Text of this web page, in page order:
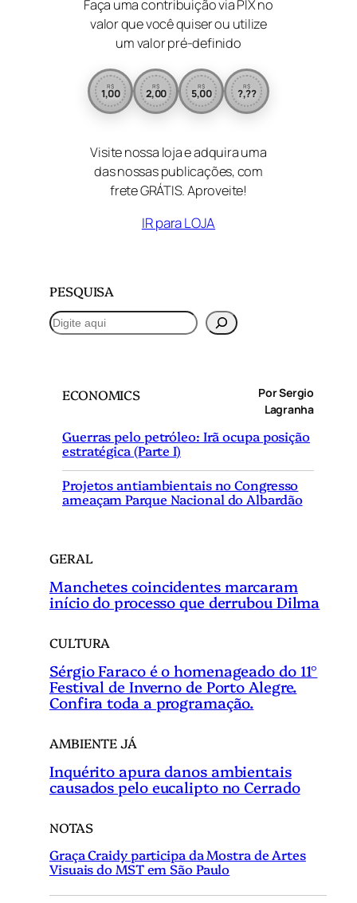
Faça uma contribuição via PIX no
valor que você quiser ou utilize
um valor pré-definido
R$
1,00
R$
2,00
R$
5,00
R$
?,??
Visite nossa loja e adquira uma
das nossas publicações, com
frete GRÁTIS. Aproveite!
IR para LOJA
PESQUISA
P
e
ECONOMICS
Por Sergio
Lagranha
Guerras pelo petróleo: Irã ocupa posição
estratégica (Parte I)
Projetos antiambientais no Congresso
ameaçam Parque Nacional do Albardão
GERAL
Manchetes coincidentes marcaram
início do processo que derrubou Dilma
CULTURA
Sérgio Faraco é o homenageado do 11°
Festival de Inverno de Porto Alegre.
Confira toda a programação.
AMBIENTE JÁ
Inquérito apura danos ambientais
causados pelo eucalipto no Cerrado
NOTAS
Graça Craidy participa da Mostra de Artes
Visuais do MST em São Paulo